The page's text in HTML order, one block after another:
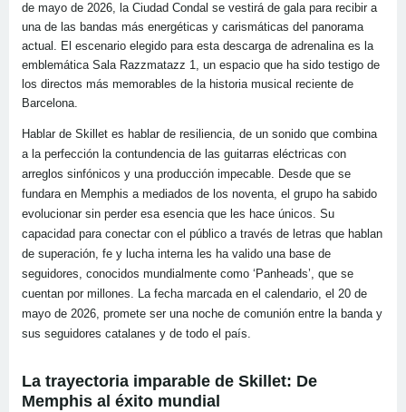
de mayo de 2026, la Ciudad Condal se vestirá de gala para recibir a
una de las bandas más energéticas y carismáticas del panorama
actual. El escenario elegido para esta descarga de adrenalina es la
emblemática Sala Razzmatazz 1, un espacio que ha sido testigo de
los directos más memorables de la historia musical reciente de
Barcelona.
Hablar de Skillet es hablar de resiliencia, de un sonido que combina
a la perfección la contundencia de las guitarras eléctricas con
arreglos sinfónicos y una producción impecable. Desde que se
fundara en Memphis a mediados de los noventa, el grupo ha sabido
evolucionar sin perder esa esencia que les hace únicos. Su
capacidad para conectar con el público a través de letras que hablan
de superación, fe y lucha interna les ha valido una base de
seguidores, conocidos mundialmente como ‘Panheads’, que se
cuentan por millones. La fecha marcada en el calendario, el 20 de
mayo de 2026, promete ser una noche de comunión entre la banda y
sus seguidores catalanes y de todo el país.
La trayectoria imparable de Skillet: De
Memphis al éxito mundial